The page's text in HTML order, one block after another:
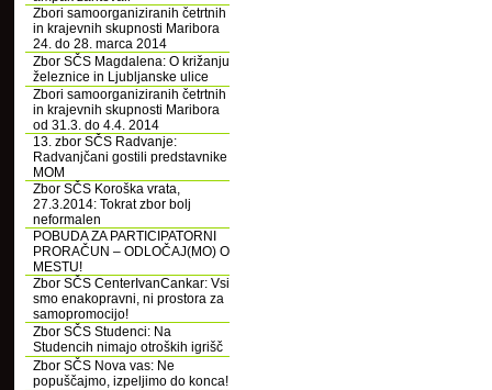
Zbori samoorganiziranih četrtnih
in krajevnih skupnosti Maribora
24. do 28. marca 2014
Zbor SČS Magdalena: O križanju
železnice in Ljubljanske ulice
Zbori samoorganiziranih četrtnih
in krajevnih skupnosti Maribora
od 31.3. do 4.4. 2014
13. zbor SČS Radvanje:
Radvanjčani gostili predstavnike
MOM
Zbor SČS Koroška vrata,
27.3.2014: Tokrat zbor bolj
neformalen
POBUDA ZA PARTICIPATORNI
PRORAČUN – ODLOČAJ(MO) O
MESTU!
Zbor SČS CenterIvanCankar: Vsi
smo enakopravni, ni prostora za
samopromocijo!
Zbor SČS Studenci: Na
Studencih nimajo otroških igrišč
Zbor SČS Nova vas: Ne
popuščajmo, izpeljimo do konca!